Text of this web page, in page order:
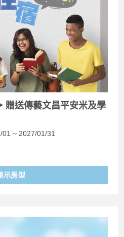
送傳藝文昌平安米及學
~ 2027/01/31
示房型